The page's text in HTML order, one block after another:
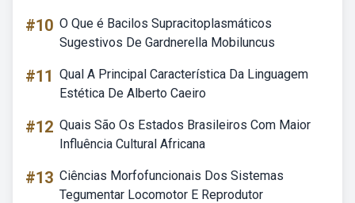
#10 O Que é Bacilos Supracitoplasmáticos
Sugestivos De Gardnerella Mobiluncus
#11 Qual A Principal Característica Da Linguagem
Estética De Alberto Caeiro
#12 Quais São Os Estados Brasileiros Com Maior
Influência Cultural Africana
#13 Ciências Morfofuncionais Dos Sistemas
Tegumentar Locomotor E Reprodutor